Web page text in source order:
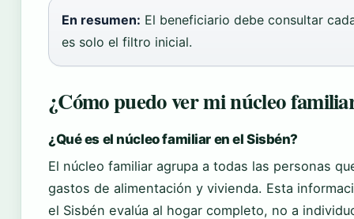
En resumen: El beneficiario debe consultar
es solo el filtro inicial.
¿Cómo puedo ver mi núcleo
¿Qué es el núcleo familiar en el Sisbén?
El núcleo familiar agrupa a todas las personas
gastos de alimentación y vivienda. Esta
el Sisbén evalúa al hogar completo, no a